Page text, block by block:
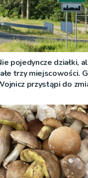
pojedyncze działki,
trzy miejscowości.
przystąpi do